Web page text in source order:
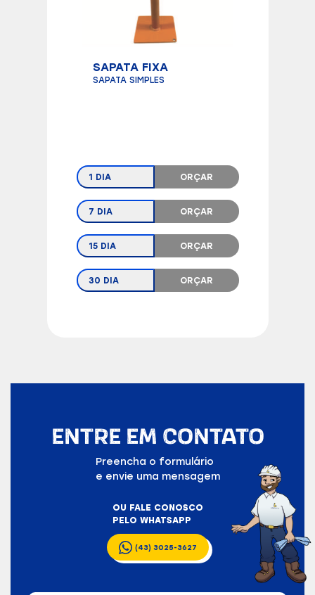
SAPATA FIXA
SAPATA SIMPLES
1 DIA ORÇAR
7 DIA ORÇAR
15 DIA ORÇAR
30 DIA ORÇAR
ENTRE EM CONTATO
Preencha o formulário
e envie uma mensagem
OU FALE CONOSCO
PELO WHATSAPP
(43) 3025-3627